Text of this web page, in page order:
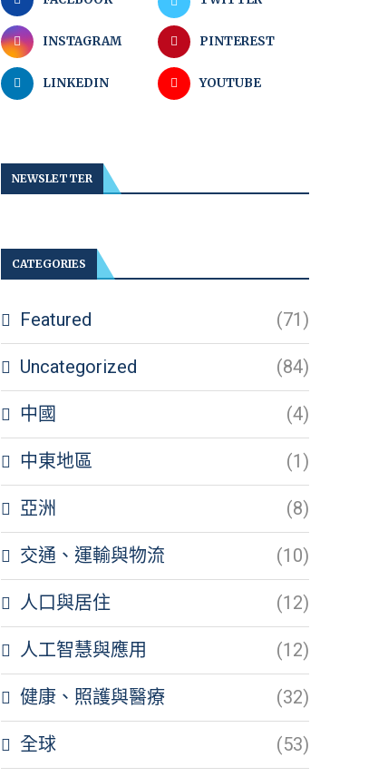
INSTAGRAM PINTEREST
LINKEDIN YOUTUBE
NEWSLETTER
CATEGORIES
Featured (71)
Uncategorized (84)
中國 (4)
中東地區 (1)
亞洲 (8)
交通、運輸與物流 (10)
人口與居住 (12)
人工智慧與應用 (12)
健康、照護與醫療 (32)
全球 (53)